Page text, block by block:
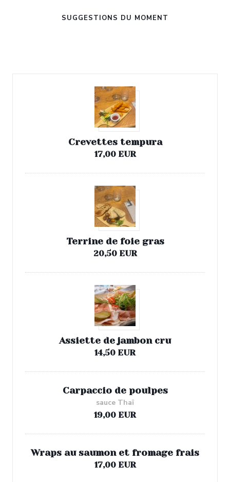
SUGGESTIONS DU MOMENT
Crevettes tempura
17,00 EUR
Terrine de foie gras
20,50 EUR
Assiette de jambon cru
14,50 EUR
Carpaccio de poulpes
sauce Thaï
19,00 EUR
Wraps au saumon et fromage frais
17,00 EUR